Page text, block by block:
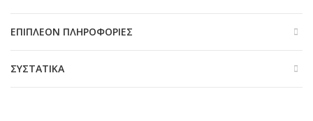
ΕΠΙΠΛΈΟΝ ΠΛΗΡΟΦΟΡΊΕΣ
ΣΥΣΤΑΤΙΚΆ